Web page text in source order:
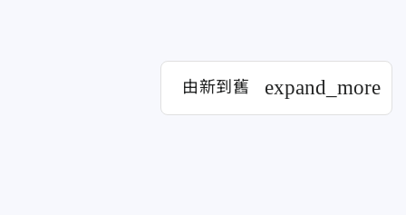
由新到舊 expand_more